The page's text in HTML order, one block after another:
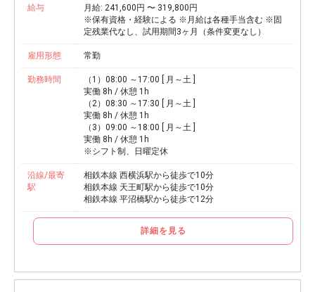
給与
月給: 241,600円 〜 319,800円
※保有資格・経験による ※月給は各種手当含む ※固
定残業代なし、試用期間3ヶ月（条件変更なし）
雇用形態 常勤
勤務時間
（1）08:00 ～17:00 [ 月～土 ]
実働 8h / 休憩 1h
（2）08:30 ～17:30 [ 月～土 ]
実働 8h / 休憩 1h
（3）09:00 ～18:00 [ 月～土 ]
実働 8h / 休憩 1h
※シフト制、日曜定休
沿線/最寄
駅
相鉄本線 西横浜駅から徒歩で10分
相鉄本線 天王町駅から徒歩で10分
相鉄本線 平沼橋駅から徒歩で12分
詳細を見る